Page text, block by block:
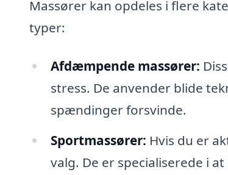
Massører kan opdeles i flere
typer:
Afdæmpende massører:
stress. De anvender blide
spændinger forsvinde.
Sportmassører: Hvis du er
valg. De er specialiserede i